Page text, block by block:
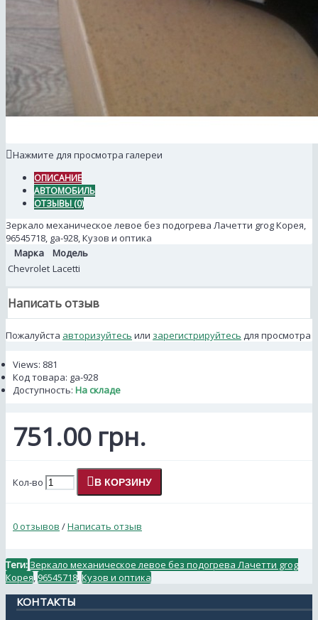
Нажмите для просмотра галереи
ОПИСАНИЕ
АВТОМОБИЛЬ
ОТЗЫВЫ (0)
Зеркало механическое левое без подогрева Лачетти grog Корея,
96545718, ga-928, Кузов и оптика
Марка
Модель
Chevrolet Lacetti
Написать отзыв
Пожалуйста авторизуйтесь или зарегистрируйтесь для просмотра
Views: 881
Код товара: ga-928
Доступность: На складе
751.00 грн.
Кол-во В КОРЗИНУ
0 отзывов /Написать отзыв
Теги: Зеркало механическое левое без подогрева Лачетти grog
Корея 96545718 Кузов и оптика
КОНТАКТЫ